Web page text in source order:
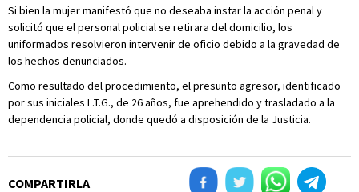
Si bien la mujer manifestó que no deseaba instar la acción penal y
solicitó que el personal policial se retirara del domicilio, los
uniformados resolvieron intervenir de oficio debido a la gravedad de
los hechos denunciados.
Como resultado del procedimiento, el presunto agresor, identificado
por sus iniciales L.T.G., de 26 años, fue aprehendido y trasladado a la
dependencia policial, donde quedó a disposición de la Justicia.
COMPARTIRLA